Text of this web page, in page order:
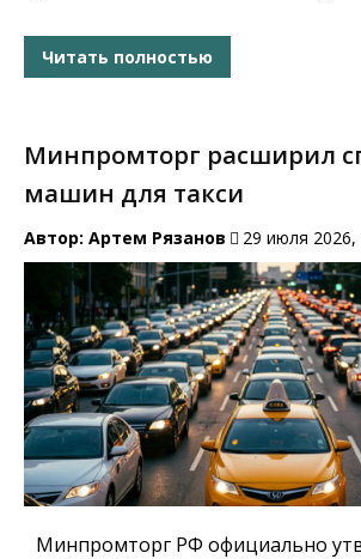
Читать полностью
Минпромторг расширил
машин для такси
Автор: Артем Рязанов 29 июля 2026,
Минпромторг РФ официально